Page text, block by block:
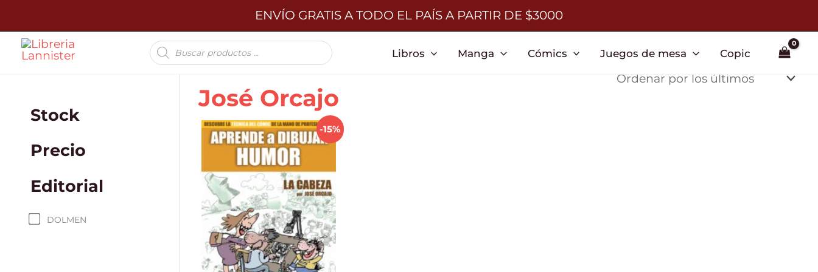
al
contenido
ENVÍO GRATIS A TODO EL PAÍS A PARTIR DE $3000
Búsqueda
de
productos
Libros Manga Cómics Juegos de mesa Copic
Stock
Precio
Editorial
DOLMEN
José Orcajo
-15%